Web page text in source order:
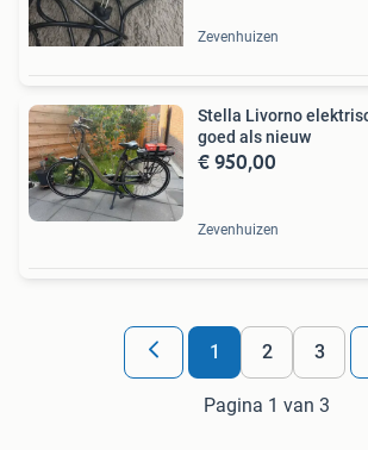
Zevenhuizen
Stella Livorno elektrische
goed als nieuw
€ 950,00
Zevenhuizen
1 2 3
Pagina 1 van 3